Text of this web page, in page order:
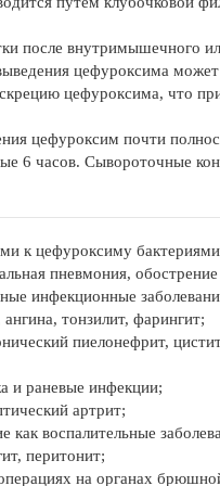
после внутримышечного
цефуроксима
цефуроксима, что
цефуроксим почти
6 часов. Сывороточные
к цефуроксиму
пневмония,
инфекционные
тонзилит, фарингит;
пиелонефрит,
и раневые инфекции;
артрит;
воспалительные
перитонит;
на органах